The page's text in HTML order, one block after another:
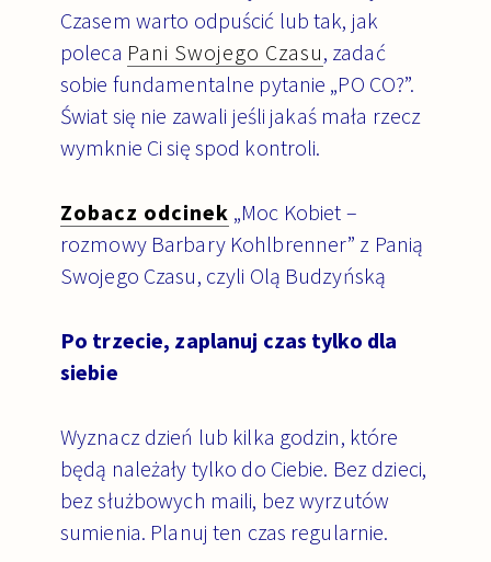
Czasem warto odpuścić lub tak, jak
poleca Pani Swojego Czasu, zadać
sobie fundamentalne pytanie „PO CO?”.
Świat się nie zawali jeśli jakaś mała rzecz
wymknie Ci się spod kontroli.
Zobacz odcinek „Moc Kobiet –
rozmowy Barbary Kohlbrenner” z Panią
Swojego Czasu, czyli Olą Budzyńską
Po trzecie, zaplanuj czas tylko dla
siebie
Wyznacz dzień lub kilka godzin, które
będą należały tylko do Ciebie. Bez dzieci,
bez służbowych maili, bez wyrzutów
sumienia. Planuj ten czas regularnie.